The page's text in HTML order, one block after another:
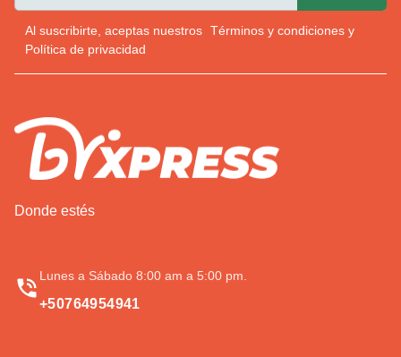
Al suscribirte, aceptas nuestros Términos y condiciones y
Política de privacidad
Donde estés
Lunes a Sábado 8:00 am a 5:00 pm.
+50764954941